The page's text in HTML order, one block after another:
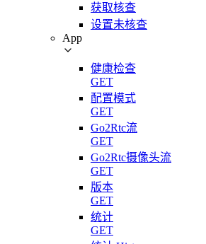
获取核查
设置未核查
App
健康检查
GET
配置模式
GET
Go2Rtc流
GET
Go2Rtc摄像头流
GET
版本
GET
统计
GET